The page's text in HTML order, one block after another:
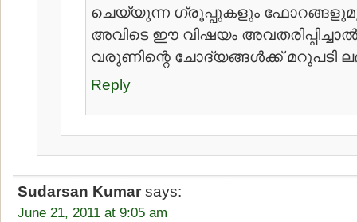
ചെയ്യുന്ന ഗ്രൂപ്പുകളും
അവിടെ ഈ വിഷയം
വരുണിന്റെ ചോദ്യങ്ങള്‍ക്ക് മറുപടി
Reply
Sudarsan Kumar says:
June 21, 2011 at 9:05 am